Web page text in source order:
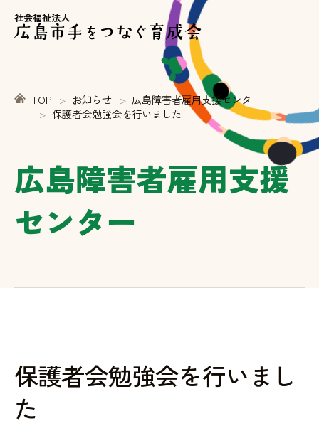
社会福祉法人
TOP お知らせ
広島障害者雇用支援センター
保護者会勉強会を行いました
広島障害者雇用支援
センター
保護者会勉強会を行いまし
た